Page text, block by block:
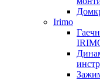
Irimo